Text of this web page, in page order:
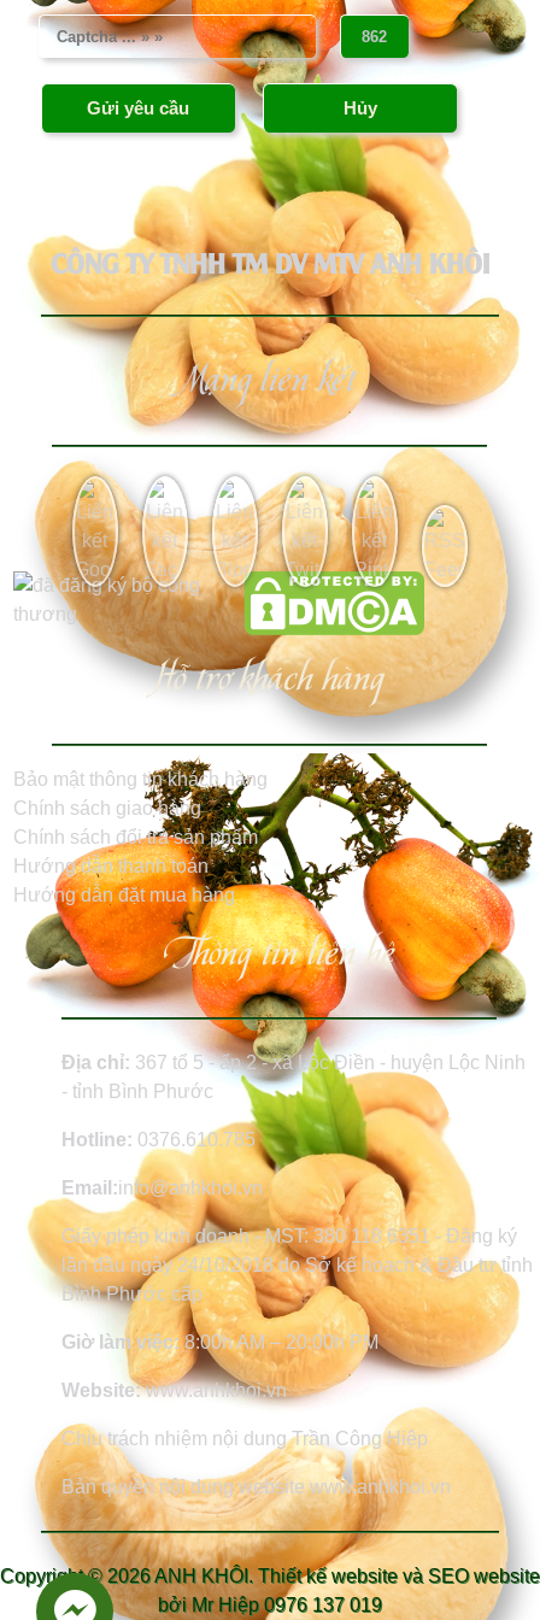
CÔNG TY TNHH TM DV MTV ANH KHÔI
Mạng liên kết
Hỗ trợ khách hàng
Bảo mật thông tin khách hàng
Chính sách giao hàng
Chính sách đổi trả sản phẩm
Hướng dẫn thanh toán
Hướng dẫn đặt mua hàng
Thông tin liên hệ
Địa chỉ: 367 tổ 5 - ấp 2 - xã Lộc Điền - huyện Lộc Ninh
- tỉnh Bình Phước
Hotline: 0376.610.785
Email:info@anhkhoi.vn
Giấy phép kinh doanh - MST: 380 118 6351 - Đăng ký
lần đầu ngày 24/10/2018 do Sở kế hoạch & Đầu tư tỉnh
Bình Phước cấp
Giờ làm việc: 8:00h AM – 20:00h PM
Website:www.anhkhoi.vn
Chịu trách nhiệm nội dung Trần Công Hiệp
Bản quyền nội dung website www.anhkhoi.vn
Copyright ©2026 ANH KHÔI.Thiết kế website và SEO website
bởi Mr Hiệp 0976 137 019